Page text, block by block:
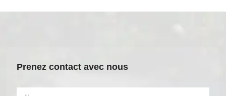
Prenez contact avec nous